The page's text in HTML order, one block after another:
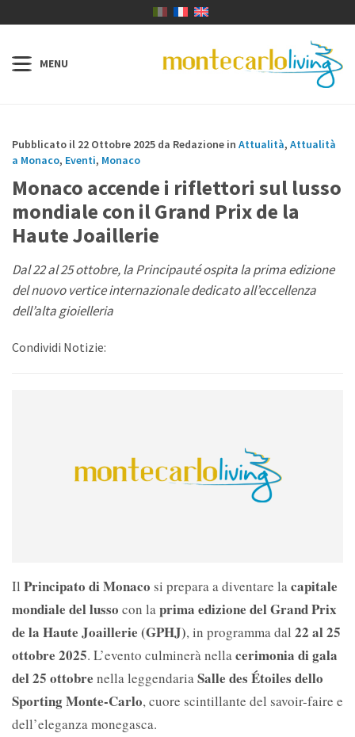
Pubblicato il 22 Ottobre 2025 da Redazione in Attualità, Attualità
a Monaco, Eventi, Monaco
Monaco accende i riflettori sul lusso
mondiale con il Grand Prix de la
Haute Joaillerie
Dal 22 al 25 ottobre, la Principauté ospita la prima edizione
del nuovo vertice internazionale dedicato all’eccellenza
dell’alta gioielleria
Condividi Notizie:
Il Principato di Monaco si prepara a diventare la capitale
mondiale del lusso con la prima edizione del Grand Prix
de la Haute Joaillerie (GPHJ), in programma dal 22 al 25
ottobre 2025. L’evento culminerà nella cerimonia di gala
del 25 ottobre nella leggendaria Salle des Étoiles dello
Sporting Monte-Carlo, cuore scintillante del savoir-faire e
dell’eleganza monegasca.